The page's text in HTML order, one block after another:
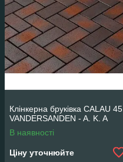
Клінкерна бруківка CALAU 45
VANDERSANDEN - A. K. A
В наявності
Ціну уточнюйте